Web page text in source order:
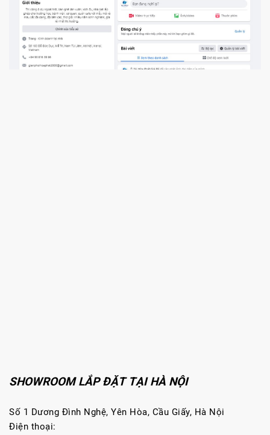
SHOWROOM LẮP ĐẶT TẠI HÀ NỘI
Số 1 Dương Đình Nghệ, Yên Hòa, Cầu Giấy, Hà Nội
Điện thoại: